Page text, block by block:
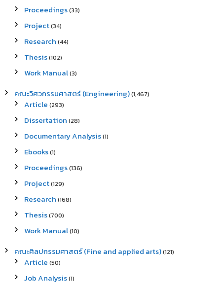
Proceedings(33)
Project(34)
Research (44)
Thesis(102)
Work Manual(3)
คณะวิศวกรรมศาสตร์ (Engineering)(1,467)
Article (293)
Dissertation (28)
Documentary Analysis(1)
Ebooks(1)
Proceedings(136)
Project(129)
Research (168)
Thesis(700)
Work Manual(10)
คณะศิลปกรรมศาสตร์ (Fine and applied arts)(121)
Article (50)
Job Analysis(1)